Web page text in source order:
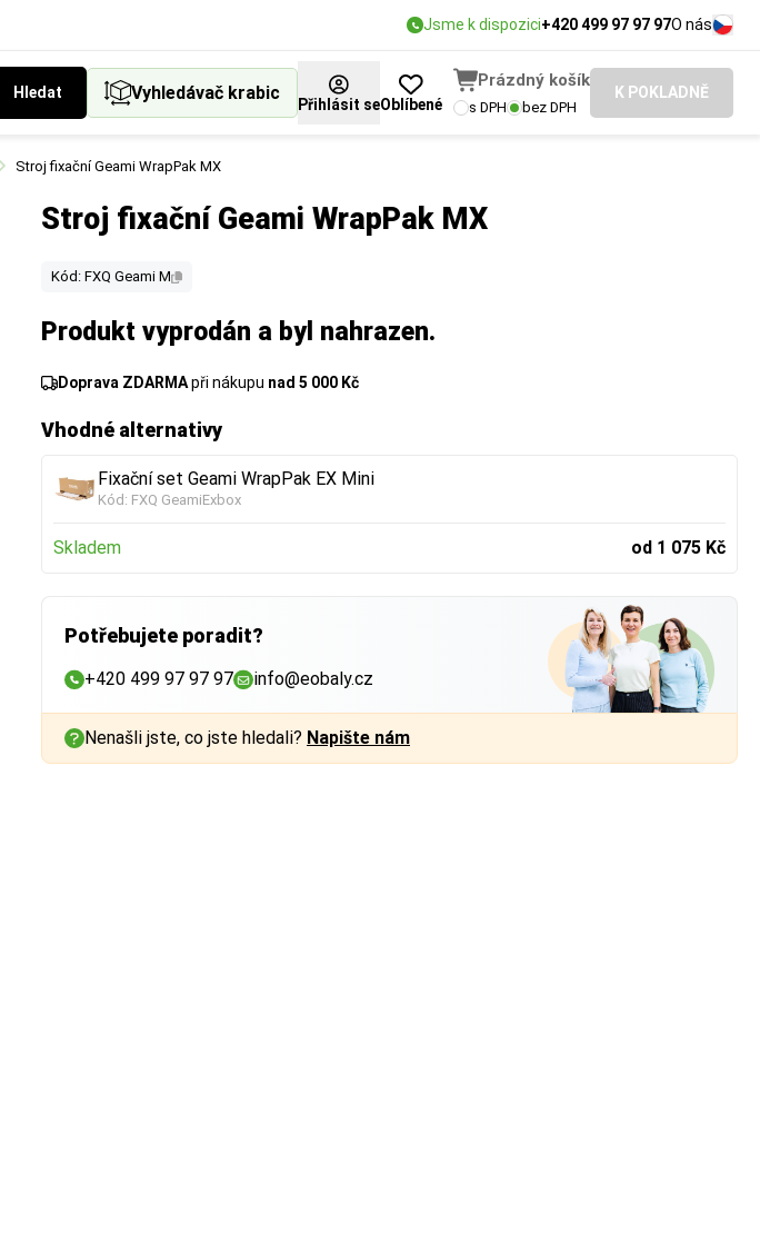
Jsme k dispozici+420 499 97 97 97O nás
Hledat Vyhledávač krabic
Přihlásit seOblíbené
Prázdný košík
s DPH bez DPH
K POKLADNĚ
Stroj fixační Geami WrapPak MX
Stroj fixační Geami WrapPak MX
Kód: FXQ Geami M
Produkt vyprodán a byl nahrazen.
Doprava ZDARMApři nákupu nad 5 000 Kč
Vhodné alternativy
Fixační set Geami WrapPak EX Mini
Kód: FXQ GeamiExbox
Skladem od 1 075 Kč
Potřebujete poradit?
+420 499 97 97 97 info@eobaly.cz
Nenašli jste, co jste hledali? Napište nám